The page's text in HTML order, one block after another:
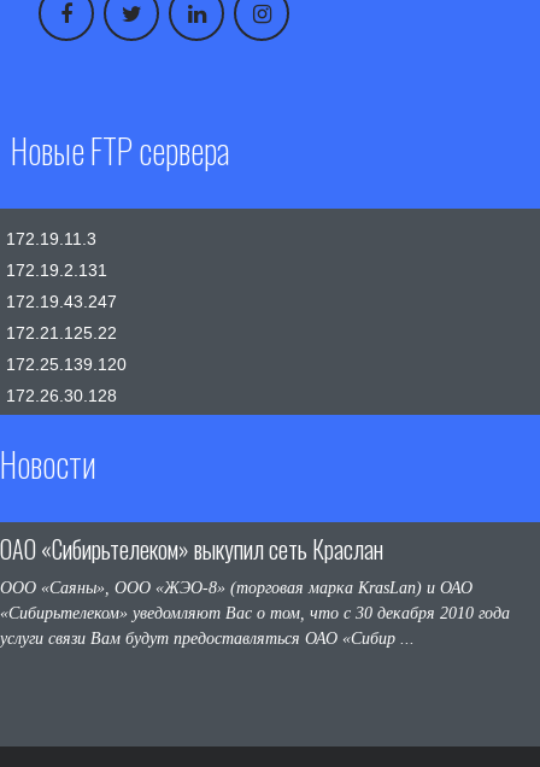
Новые FTP сервера
172.19.11.3
172.19.2.131
172.19.43.247
172.21.125.22
172.25.139.120
172.26.30.128
Новости
ОАО «Сибирьтелеком» выкупил сеть Краслан
ООО «Саяны», ООО «ЖЭО-8» (торговая марка KrasLan) и ОАО
«Сибирьтелеком» уведомляют Вас о том, что с 30 декабря 2010 года
услуги связи Вам будут предоставляться ОАО «Сибир ...